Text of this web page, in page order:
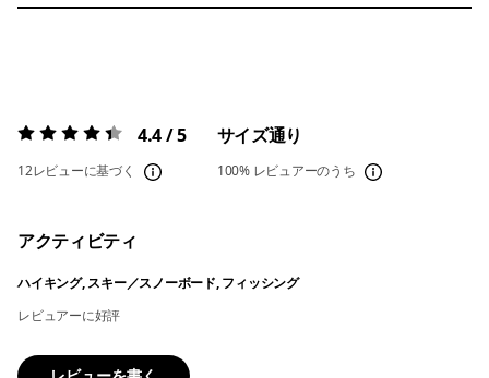
評価:4.4 / 5 4.4 / 5
12レビューに基づく
サイズ通り
100% レビュアーのうち
アクティビティ
ハイキング, スキー／スノーボード, フィッシング
レビュアーに好評